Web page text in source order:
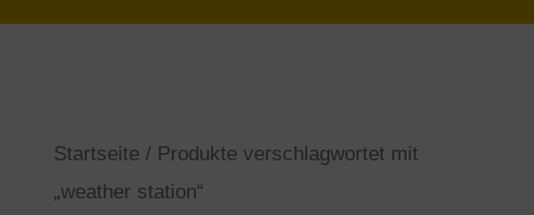
Startseite/ Produkte verschlagwortet mit
„weather station“